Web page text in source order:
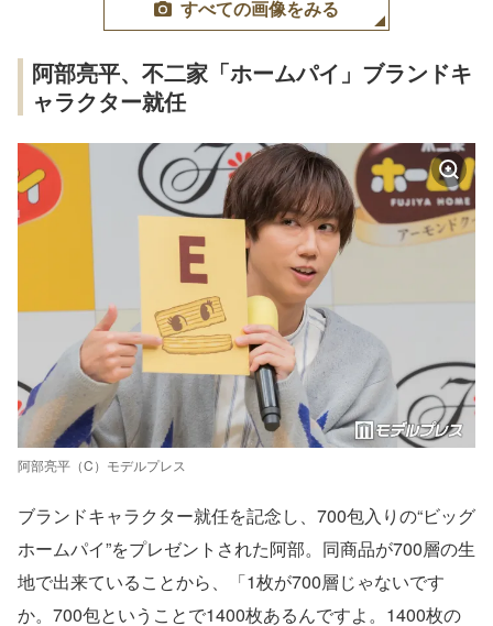
すべての画像をみる
阿部亮平、不二家「ホームパイ」ブランドキ
ャラクター就任
阿部亮平（C）モデルプレス
ブランドキャラクター就任を記念し、700包入りの“ビッグ
ホームパイ”をプレゼントされた阿部。同商品が700層の生
地で出来ていることから、「1枚が700層じゃないです
か。700包ということで1400枚あるんですよ。1400枚の